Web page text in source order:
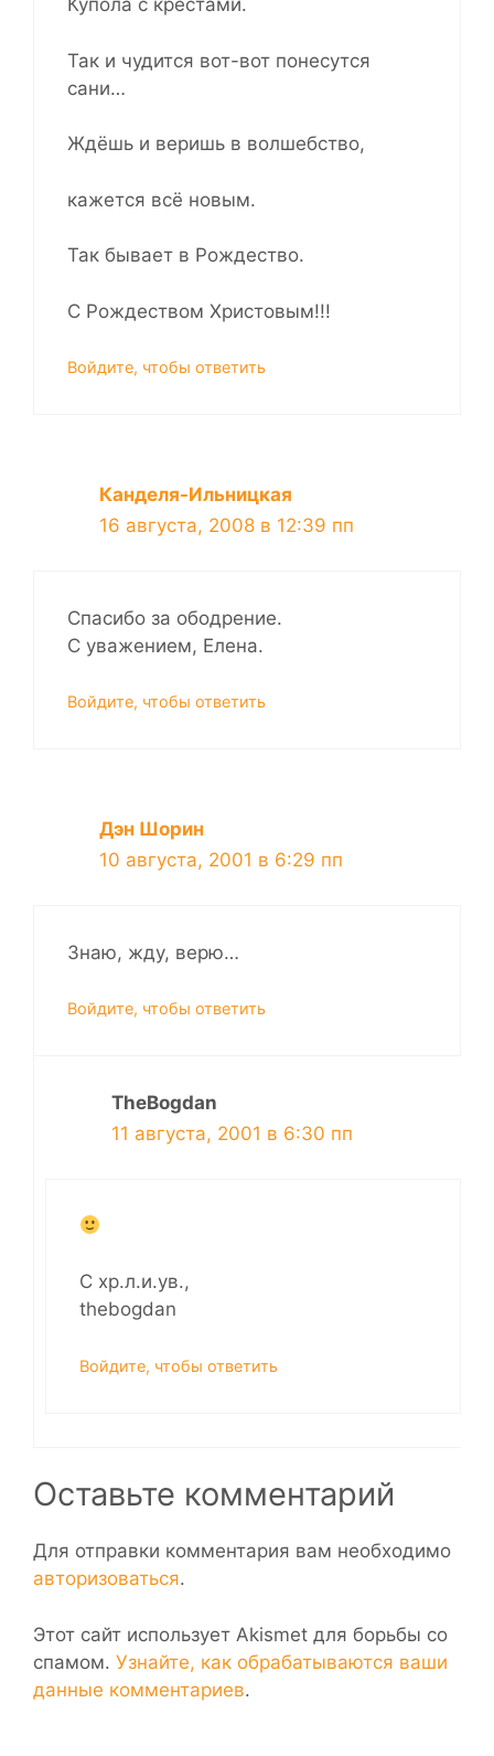
Купола с крестами.
Так и чудится вот-вот понесутся
сани…
Ждёшь и веришь в волшебство,
кажется всё новым.
Так бывает в Рождество.
С Рождеством Христовым!!!
Войдите, чтобы ответить
Канделя-Ильницкая
16 августа, 2008 в 12:39 пп
Спасибо за ободрение.
С уважением, Елена.
Войдите, чтобы ответить
Дэн Шорин
10 августа, 2001 в 6:29 пп
Знаю, жду, верю…
Войдите, чтобы ответить
TheBogdan
11 августа, 2001 в 6:30 пп
С хр.л.и.ув.,
thebogdan
Войдите, чтобы ответить
Оставьте комментарий
Для отправки комментария вам необходимо
авторизоваться.
Этот сайт использует Akismet для борьбы со
спамом. Узнайте, как обрабатываются ваши
данные комментариев.